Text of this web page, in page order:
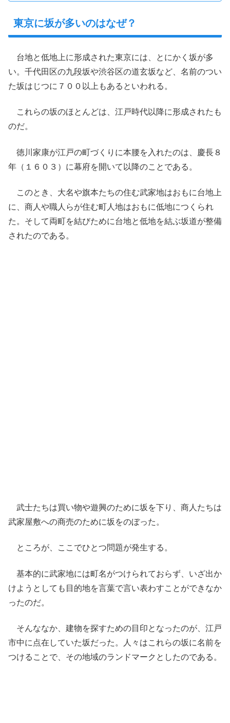
東京に坂が多いのはなぜ？
台地と低地上に形成された東京には、とにかく坂が多
い。千代田区の九段坂や渋谷区の道玄坂など、名前のつい
た坂はじつに７００以上もあるといわれる。
これらの坂のほとんどは、江戸時代以降に形成されたも
のだ。
徳川家康が江戸の町づくりに本腰を入れたのは、慶長８
年（１６０３）に幕府を開いて以降のことである。
このとき、大名や旗本たちの住む武家地はおもに台地上
に、商人や職人らが住む町人地はおもに低地につくられ
た。そして両町を結びために台地と低地を結ぶ坂道が整備
されたのである。
武士たちは買い物や遊興のために坂を下り、商人たちは
武家屋敷への商売のために坂をのぼった。
ところが、ここでひとつ問題が発生する。
基本的に武家地には町名がつけられておらず、いざ出か
けようとしても目的地を言葉で言い表わすことができなか
ったのだ。
そんななか、建物を探すための目印となったのが、江戸
市中に点在していた坂だった。人々はこれらの坂に名前を
つけることで、その地域のランドマークとしたのである。